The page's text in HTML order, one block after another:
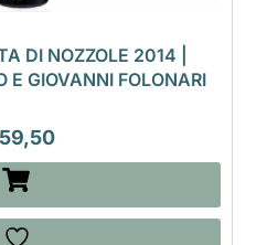
DI NOZZOLE 2014 |
E GIOVANNI FOLONARI
59,50